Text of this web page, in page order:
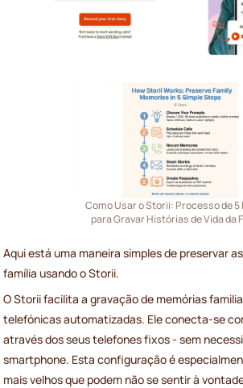
Como Usar o Storii: Processo de 5
para Gravar Histórias de Vida da
Aqui está uma maneira simples de preservar
família usando o Storii.
O Storii facilita a gravação de memórias
telefónicas automatizadas. Ele conecta-se
através dos seus telefones fixos - sem
smartphone. Esta configuração é
mais velhos que podem não se sentir à